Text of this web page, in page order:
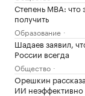
Степень MBA: что
получить
Образование
Шадаев заявил,
России всегда
Общество
Орешкин
ИИ неэффективно